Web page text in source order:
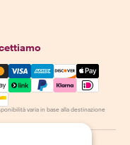
Visa, Amex,
varia in base alla destinazione